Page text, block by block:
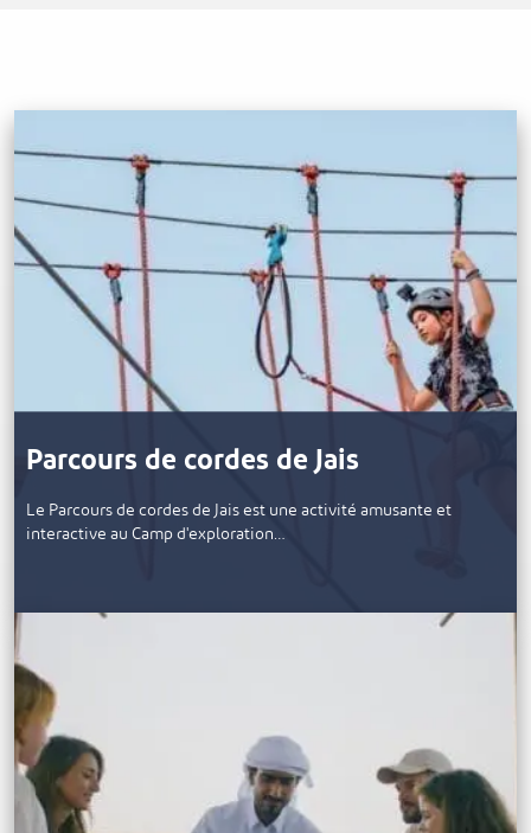
Parcours de cordes de Jais
Le Parcours de cordes de Jais est une activité amusante et
interactive au Camp d'exploration…